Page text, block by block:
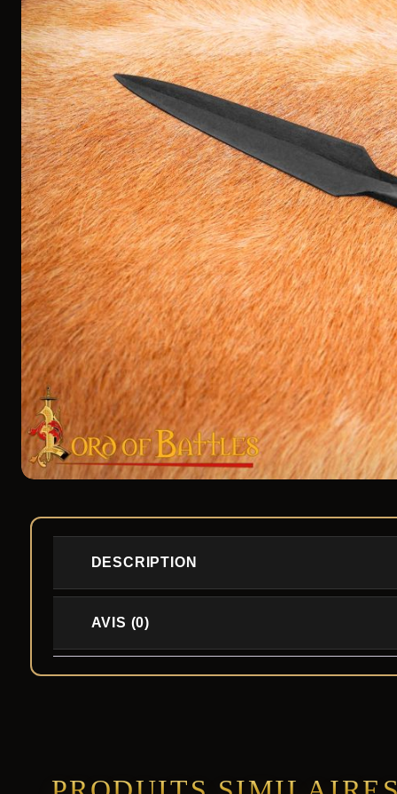
DESCRIPTION
AVIS (0)